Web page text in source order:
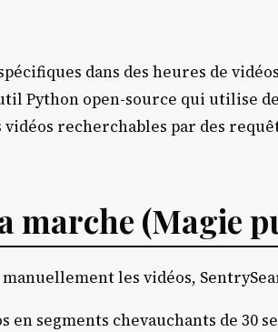
dans des heures de
Python open-source qui utilise
recherchables par des
marche (Magie
les vidéos,
en segments chevauchants de 30